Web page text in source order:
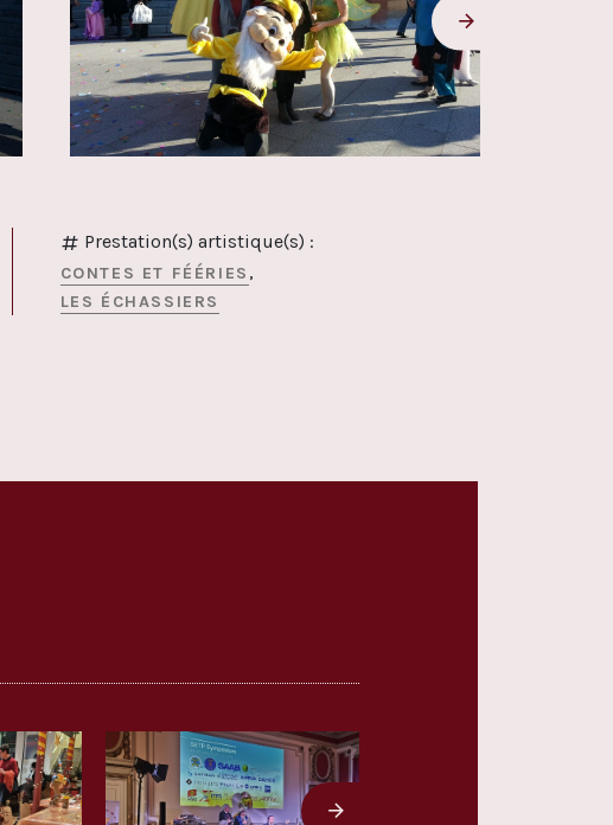
Prestation(s) artistique(s) :
CONTES ET FÉÉRIES
LES ÉCHASSIERS